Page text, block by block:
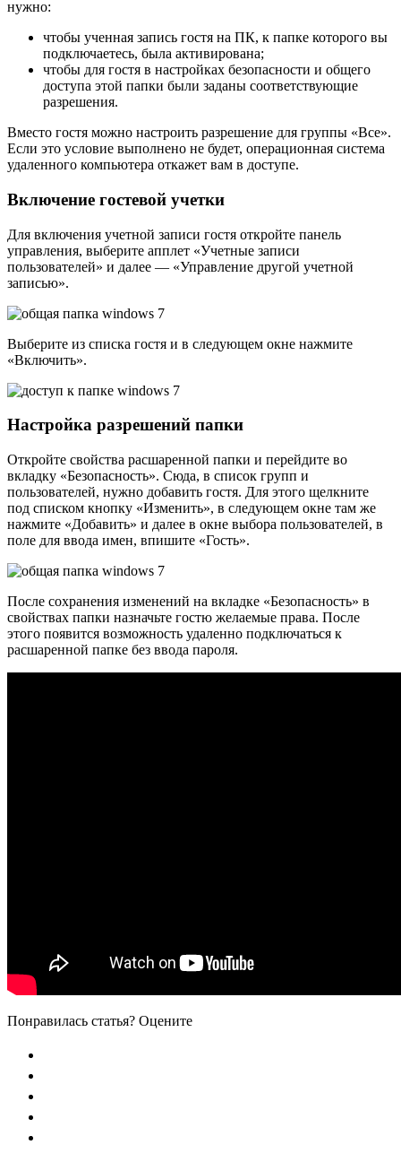
нужно:
чтобы ученная запись гостя на ПК, к папке которого вы
подключаетесь, была активирована;
чтобы для гостя в настройках безопасности и общего
доступа этой папки были заданы соответствующие
разрешения.
Вместо гостя можно настроить разрешение для группы «Все».
Если это условие выполнено не будет, операционная система
удаленного компьютера откажет вам в доступе.
Включение гостевой учетки
Для включения учетной записи гостя откройте панель
управления, выберите апплет «Учетные записи
пользователей» и далее — «Управление другой учетной
записью».
Выберите из списка гостя и в следующем окне нажмите
«Включить».
Настройка разрешений папки
Откройте свойства расшаренной папки и перейдите во
вкладку «Безопасность». Сюда, в список групп и
пользователей, нужно добавить гостя. Для этого щелкните
под списком кнопку «Изменить», в следующем окне там же
нажмите «Добавить» и далее в окне выбора пользователей, в
поле для ввода имен, впишите «Гость».
После сохранения изменений на вкладке «Безопасность» в
свойствах папки назначьте гостю желаемые права. После
этого появится возможность удаленно подключаться к
расшаренной папке без ввода пароля.
Понравилась статья? Оцените